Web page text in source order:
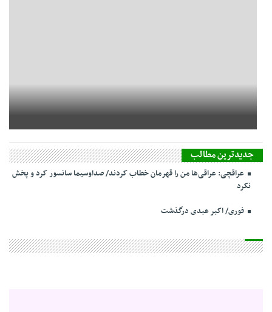
جدیدترین مطالب
عراقچی: عراقی‌ها من را قهرمان خطاب کردند/ صداوسیما سانسور کرد و پخش
نکرد
فوری/ اکبر عبدی درگذشت